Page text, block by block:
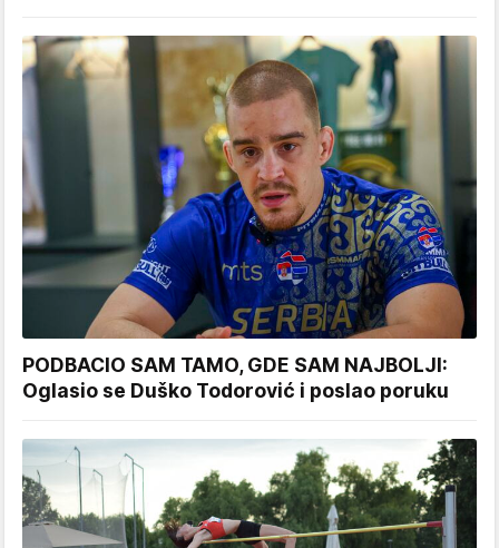
PODBACIO SAM TAMO, GDE SAM NAJBOLJI:
Oglasio se Duško Todorović i poslao poruku